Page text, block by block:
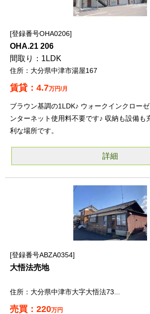
登録番号OHA0206
OHA.21 206
1LDK
大分県中津市湯屋167
4.7万円/月
ブラウン基調の1LDK♪ ウォークインクロー
ンターネット使用料不要です♪ 収納も設備も
利な場所です。
詳細
登録番号ABZA0354
大悟法売地
大分県中津市大字大悟法73...
220万円